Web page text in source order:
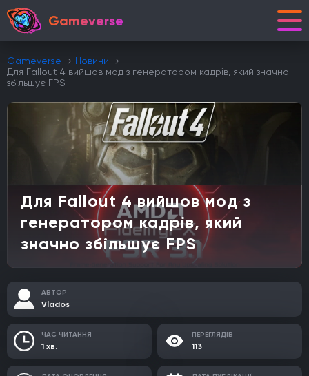
Gameverse
Gameverse
Новини
Для Fallout 4 вийшов мод з генератором кадрів, який значно
збільшує FPS
Для Fallout 4 вийшов мод з
генератором кадрів, який
значно збільшує FPS
АВТОР
Vlados
ЧАС ЧИТАННЯ
1 хв.
ПЕРЕГЛЯДІВ
113